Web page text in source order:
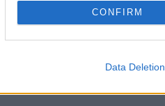
CONFIRM
Data Deletion
Tas nav auto klubs un nav saistīts ar